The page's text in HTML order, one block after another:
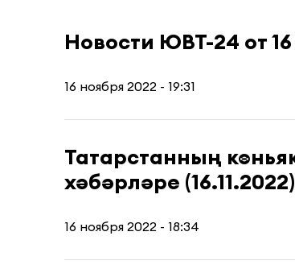
Новости ЮВТ-24 от
16 ноября 2022 - 19:31
Татарстанның
хәбәрләре (16.11.2022)
16 ноября 2022 - 18:34